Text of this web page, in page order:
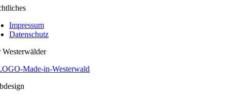
Impressum
Datenschutz
Westerwälder